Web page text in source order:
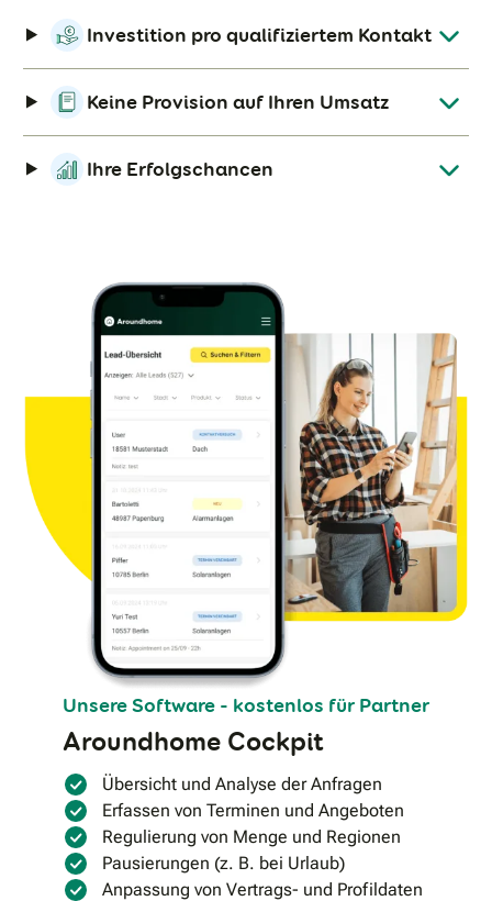
Investition pro qualifiziertem Kontakt
Keine Provision auf Ihren Umsatz
Ihre Erfolgschancen
Unsere Software - kostenlos für Partner
Aroundhome Cockpit
Übersicht und Analyse der Anfragen
Erfassen von Terminen und Angeboten
Regulierung von Menge und Regionen
Pausierungen (z. B. bei Urlaub)
Anpassung von Vertrags- und Profildaten